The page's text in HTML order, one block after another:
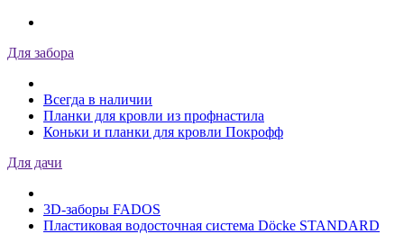
Для забора
Всегда в наличии
Планки для кровли из профнастила
Коньки и планки для кровли Покрофф
Для дачи
3D-заборы FADOS
Пластиковая водосточная система Döcke STANDARD